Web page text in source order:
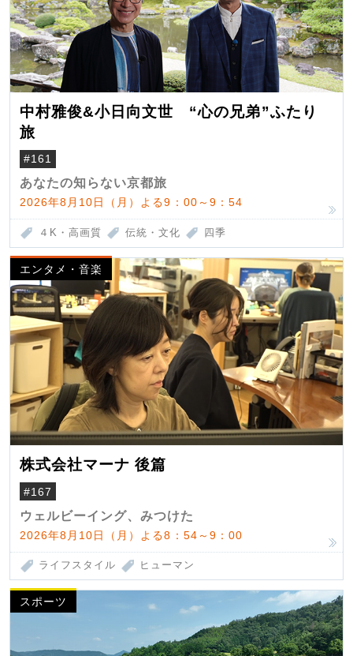
中村雅俊&小日向文世 “心の兄弟”ふたり
旅
#161
あなたの知らない京都旅
2026年8月10日（月）よる9：00～9：54
４K・高画質 伝統・文化 四季
エンタメ・音楽
株式会社マーナ 後篇
#167
ウェルビーイング、みつけた
2026年8月10日（月）よる8：54～9：00
ライフスタイル ヒューマン
スポーツ